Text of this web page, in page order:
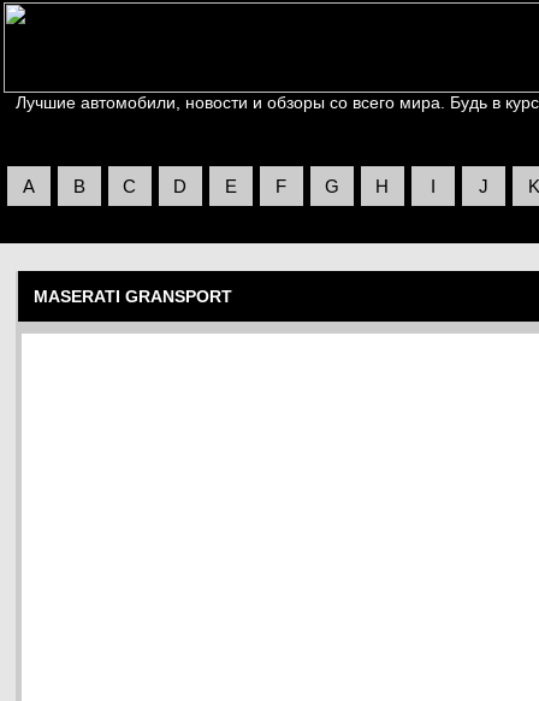
Лучшие автомобили, новости и обзоры со всего мира. Будь в
A B C D E F G H I J K
MASERATI GRANSPORT